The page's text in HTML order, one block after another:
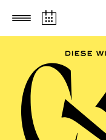
Zum Hauptinhalt